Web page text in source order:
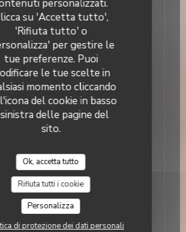
personalizzati.
su 'Accetta tutto',
'Rifiuta tutto' o
per gestire le
tue preferenze. Puoi
le tue scelte in
momento cliccando
del cookie in basso
delle pagine del
sito.
Ok, accetta tutto
Rifiuta tutti i cookie
Personalizza
di protezione dei dati personali
Le Nostre Coppe
Coppa Amarena
sirop de griottes & crème fouettée
8,00 EUR
Coppa Tutto cioccolato
8,00 EUR
Coppa Pistacchio
et chocolat pur cacao 75% sauce
& crème fouettée